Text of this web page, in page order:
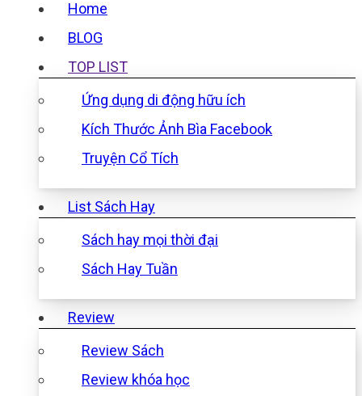
Home
BLOG
TOP LIST
Ứng dụng di động hữu ích
Kích Thước Ảnh Bìa Facebook
Truyện Cổ Tích
List Sách Hay
Sách hay mọi thời đại
Sách Hay Tuần
Review
Review Sách
Review khóa học